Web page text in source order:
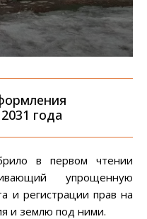
года
в первом чтении
упрощенную
и регистрации прав на
и землю под ними.